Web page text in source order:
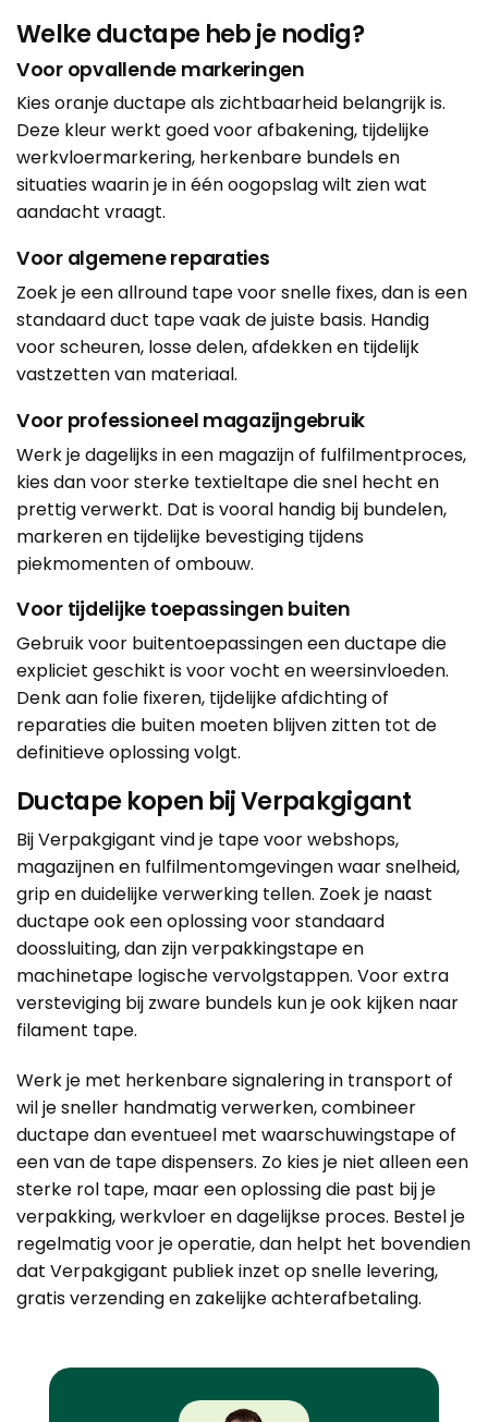
Welke ductape heb je nodig?
Voor opvallende markeringen
Kies oranje ductape als zichtbaarheid belangrijk is.
Deze kleur werkt goed voor afbakening, tijdelijke
werkvloermarkering, herkenbare bundels en
situaties waarin je in één oogopslag wilt zien wat
aandacht vraagt.
Voor algemene reparaties
Zoek je een allround tape voor snelle fixes, dan is een
standaard duct tape vaak de juiste basis. Handig
voor scheuren, losse delen, afdekken en tijdelijk
vastzetten van materiaal.
Voor professioneel magazijngebruik
Werk je dagelijks in een magazijn of fulfilmentproces,
kies dan voor sterke textieltape die snel hecht en
prettig verwerkt. Dat is vooral handig bij bundelen,
markeren en tijdelijke bevestiging tijdens
piekmomenten of ombouw.
Voor tijdelijke toepassingen buiten
Gebruik voor buitentoepassingen een ductape die
expliciet geschikt is voor vocht en weersinvloeden.
Denk aan folie fixeren, tijdelijke afdichting of
reparaties die buiten moeten blijven zitten tot de
definitieve oplossing volgt.
Ductape kopen bij Verpakgigant
Bij Verpakgigant vind je tape voor webshops,
magazijnen en fulfilmentomgevingen waar snelheid,
grip en duidelijke verwerking tellen. Zoek je naast
ductape ook een oplossing voor standaard
doossluiting, dan zijn verpakkingstape en
machinetape logische vervolgstappen. Voor extra
versteviging bij zware bundels kun je ook kijken naar
filament tape.
Werk je met herkenbare signalering in transport of
wil je sneller handmatig verwerken, combineer
ductape dan eventueel met waarschuwingstapeof
een van de tape dispensers. Zo kies je niet alleen een
sterke rol tape, maar een oplossing die past bij je
verpakking, werkvloer en dagelijkse proces. Bestel je
regelmatig voor je operatie, dan helpt het bovendien
dat Verpakgigant publiek inzet op snelle levering,
gratis verzending en zakelijke achterafbetaling.